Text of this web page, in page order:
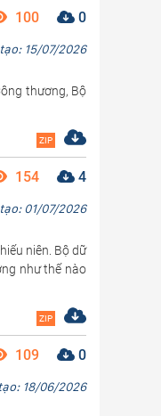
100 0
15/07/2026
thương, Bộ
ZIP
154 4
01/07/2026
niên. Bộ dữ
như thế nào
ZIP
109 0
18/06/2026